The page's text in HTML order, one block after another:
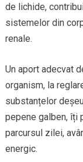
de lichide,
sistemelor din
renale.
Un aport adecvat
organism, la
substanțelor
pepene galben, îți
parcursul zilei,
energic.